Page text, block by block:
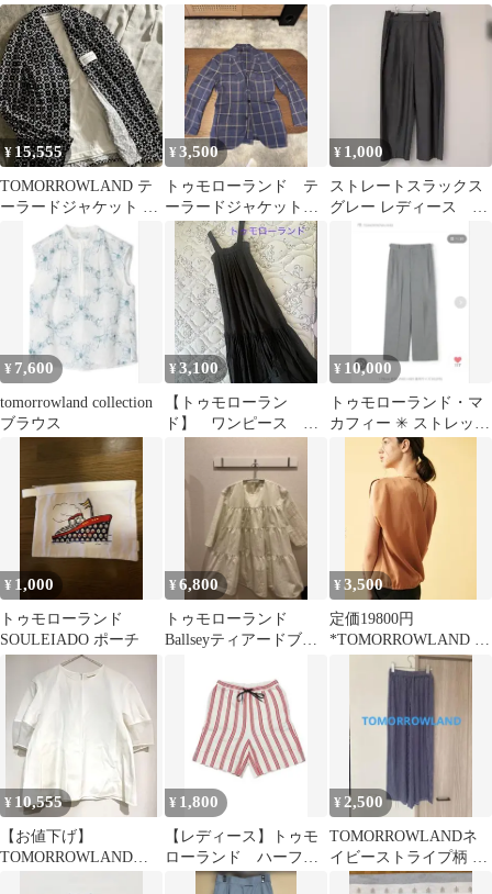
collection ブラウス 黒
TOMORROWLAND 半
袖シャツ S
ム パンツ
¥ 15,555
TOMORROWLAND テ
ーラードジャケット 総
¥3,500
トゥモローランド テ
ーラードジャケット
ヘンプ生地 チェック
¥ 1,000
ストレートスラックス
グレー レディース
TOMORROWLAND
¥ 7,600
tomorrowland collection
ブラウス
¥3,100
【トゥモローラン
ド】 ワンピース ブ
¥ 10,000
トゥモローランド・マ
カフィー ✳︎ ストレッチ
トロピカルストレート
¥ 1,000
トゥモローランド
SOULEIADO ポーチ
¥6,800
トゥモローランド
Ballseyティアードブラ
¥3,500
定価19800円
*TOMORROWLAND バ
ックレースアップブラ
¥ 10,555
【お値下げ】
TOMORROWLAND
¥ 1,800
【レディース】トゥモ
ローランド ハーフパ
ンツ ストライプ柄
¥ 2,500
TOMORROWLANDネ
イビーストライプ柄 レ
ーヨンワイドイージー